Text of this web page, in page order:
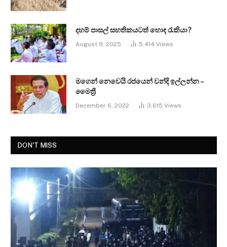
දහම් පාසල් සහතිකයටත් හොඳ රැකියා?
August 9, 2025 5,414 Views
මගෙන් නෙවෙයි රජයෙන් වන්දි ඉල්ලන්න –
මෛත්‍රී
December 6, 2022 3,615 Views
DON'T MISS